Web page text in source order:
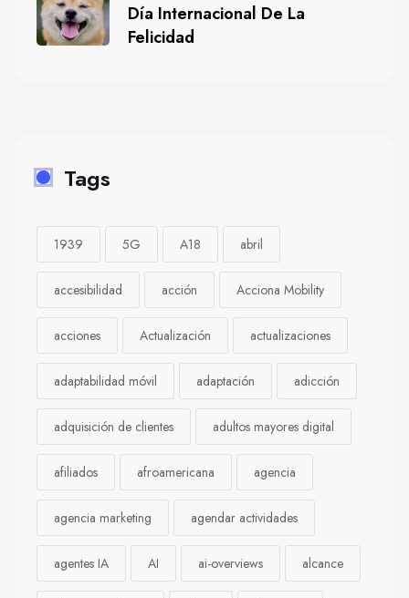
Día Internacional De La
Felicidad
Tags
1939 5G A18 abril
accesibilidad acción Acciona Mobility
acciones Actualización actualizaciones
adaptabilidad móvil adaptación adicción
adquisición de clientes adultos mayores digital
afiliados afroamericana agencia
agencia marketing agendar actividades
agentes IA AI ai-overviews alcance